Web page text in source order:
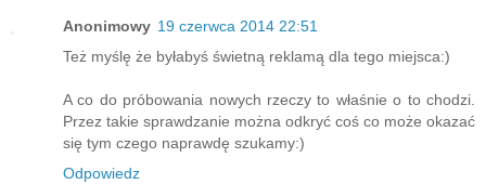
Anonimowy 19 czerwca 2014 22:51
Też myślę że byłabyś świetną reklamą dla tego miejsca:)
A co do próbowania nowych rzeczy to właśnie o to chodzi.
Przez takie sprawdzanie można odkryć coś co może okazać
się tym czego naprawdę szukamy:)
Odpowiedz